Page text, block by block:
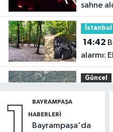
sahne
14:42
alarmı:
Güncel
Güncel
BAYRAMPAŞA
HABERLERI
Bayrampaşa'da